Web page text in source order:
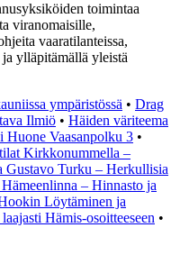
toimintaa
viranomaisille,
vaaratilanteissa,
ylläpitämällä yleistä
ympäristössä • Drag
Ilmiö • Häiden väriteema
Huone Vaasanpolku 3 •
Kirkkonummella –
Gustavo Turku – Herkullisia
– Hinnasto ja
Löytäminen ja
Hämis-osoitteeseen •